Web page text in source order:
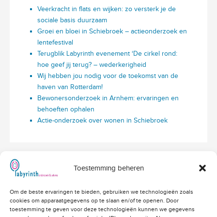
Toestemming beheren
Om de beste ervaringen te bieden, gebruiken we technologieën zoals
cookies om apparaatgegevens op te slaan en/of te openen. Door
toestemming te geven voor deze technologieën kunnen we gegevens
Veerkracht in flats en wijken: zo versterk je de
sociale basis duurzaam
Groei en bloei in Schiebroek – actieonderzoek en
lentefestival
Terugblik Labyrinth evenement ‘De cirkel rond:
hoe geef jij terug? – wederkerigheid
Wij hebben jou nodig voor de toekomst van de
haven van Rotterdam!
Bewonersonderzoek in Arnhem: ervaringen en
behoeften ophalen
Actie-onderzoek over wonen in Schiebroek
3526 VD Utrecht
info@labyrinthonderzoek.nl
bekijk op Google Maps